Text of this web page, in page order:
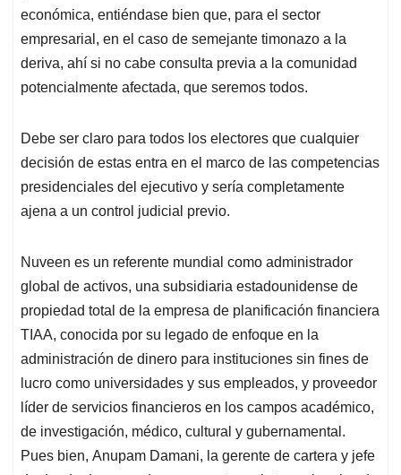
económica, entiéndase bien que, para el sector
empresarial, en el caso de semejante timonazo a la
deriva, ahí si no cabe consulta previa a la comunidad
potencialmente afectada, que seremos todos.
Debe ser claro para todos los electores que cualquier
decisión de estas entra en el marco de las competencias
presidenciales del ejecutivo y sería completamente
ajena a un control judicial previo.
Nuveen es un referente mundial como administrador
global de activos, una subsidiaria estadounidense de
propiedad total de la empresa de planificación financiera
TIAA, conocida por su legado de enfoque en la
administración de dinero para instituciones sin fines de
lucro como universidades y sus empleados, y proveedor
líder de servicios financieros en los campos académico,
de investigación, médico, cultural y gubernamental.
Pues bien, Anupam Damani, la gerente de cartera y jefe